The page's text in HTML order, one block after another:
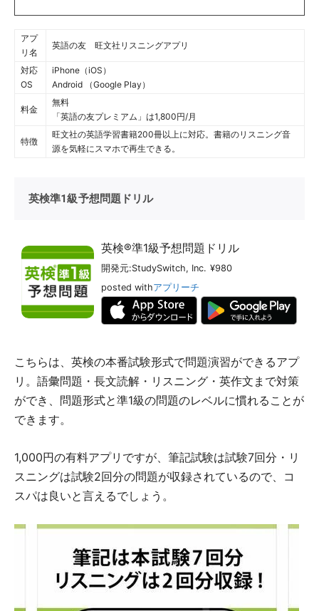
アプ
リ名
英語の友 旺文社リスニングアプリ
対応
OS
iPhone（iOS）
Android （Google Play）
料金
無料
「英語の友プレミアム」は1,800円/月
特徴
旺文社の英語学習書籍200冊以上に対応。書籍のリスニング音
源を気軽にスマホで再生できる。
英検準1級予想問題ドリル
英検®準1級予想問題ドリル
開発元:StudySwitch, Inc. ¥980
posted withアプリーチ
こちらは、英検の本番試験形式で問題演習ができるアプ
リ。語彙問題・長文読解・リスニング・英作文まで対策
ができ、問題形式と準1級の問題のレベルに慣れることが
できます。
1,000円の有料アプリですが、筆記試験は試験7回分・リ
スニングは試験2回分の問題が収録されているので、コ
スパは良いと言えるでしょう。